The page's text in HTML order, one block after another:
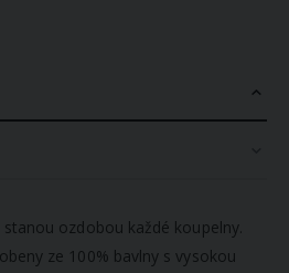
ozdobou každé koupelny.
ze 100% bavlny s vysokou